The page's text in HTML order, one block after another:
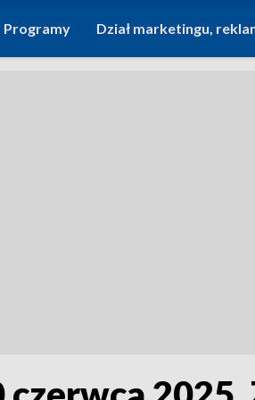
Programy Dział marketingu,